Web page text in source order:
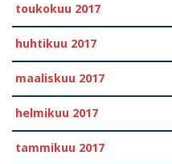
toukokuu 2017
huhtikuu 2017
maaliskuu 2017
helmikuu 2017
tammikuu 2017